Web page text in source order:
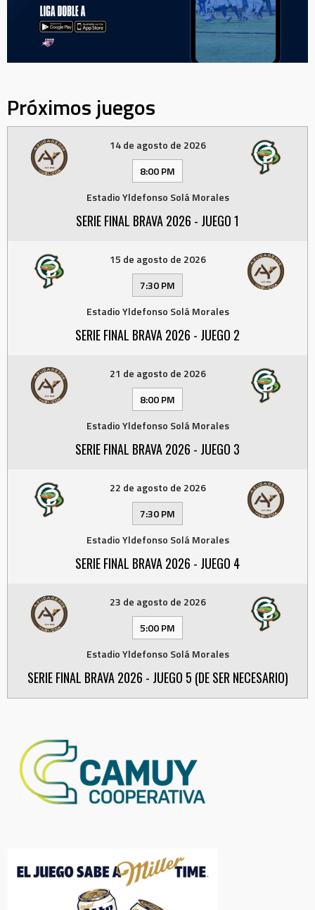
Próximos juegos
14 de agosto de 2026
8:00 PM
Estadio Yldefonso Solá Morales
SERIE FINAL BRAVA 2026 - JUEGO 1
15 de agosto de 2026
7:30 PM
Estadio Yldefonso Solá Morales
SERIE FINAL BRAVA 2026 - JUEGO 2
21 de agosto de 2026
8:00 PM
Estadio Yldefonso Solá Morales
SERIE FINAL BRAVA 2026 - JUEGO 3
22 de agosto de 2026
7:30 PM
Estadio Yldefonso Solá Morales
SERIE FINAL BRAVA 2026 - JUEGO 4
23 de agosto de 2026
5:00 PM
Estadio Yldefonso Solá Morales
SERIE FINAL BRAVA 2026 - JUEGO 5 (DE SER NECESARIO)